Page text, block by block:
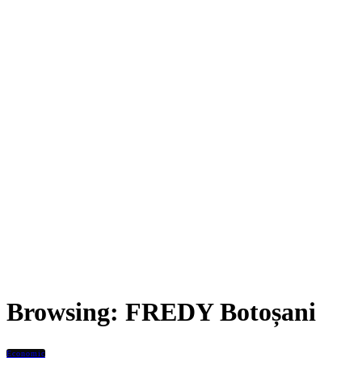
Browsing: FREDY Botoșani
Economic